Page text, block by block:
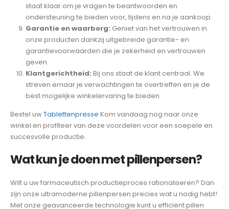
staat klaar om je vragen te beantwoorden en
ondersteuning te bieden voor, tijdens en na je aankoop.
Garantie en waarborg: Geniet van het vertrouwen in
onze producten dankzij uitgebreide garantie- en
garantievoorwaarden die je zekerheid en vertrouwen
geven.
Klantgerichtheid: Bij ons staat de klant centraal. We
streven ernaar je verwachtingen te overtreffen en je de
best mogelijke winkelervaring te bieden.
Bestel uwTablettenpresse Kom vandaag nog naar onze
winkel en profiteer van deze voordelen voor een soepele en
succesvolle productie.
Wat kun je doen met pillenpersen?
Wilt u uw farmaceutisch productieproces rationaliseren? Dan
zijn onze ultramoderne pillenpersen precies wat u nodig hebt!
Met onze geavanceerde technologie kunt u efficiënt pillen